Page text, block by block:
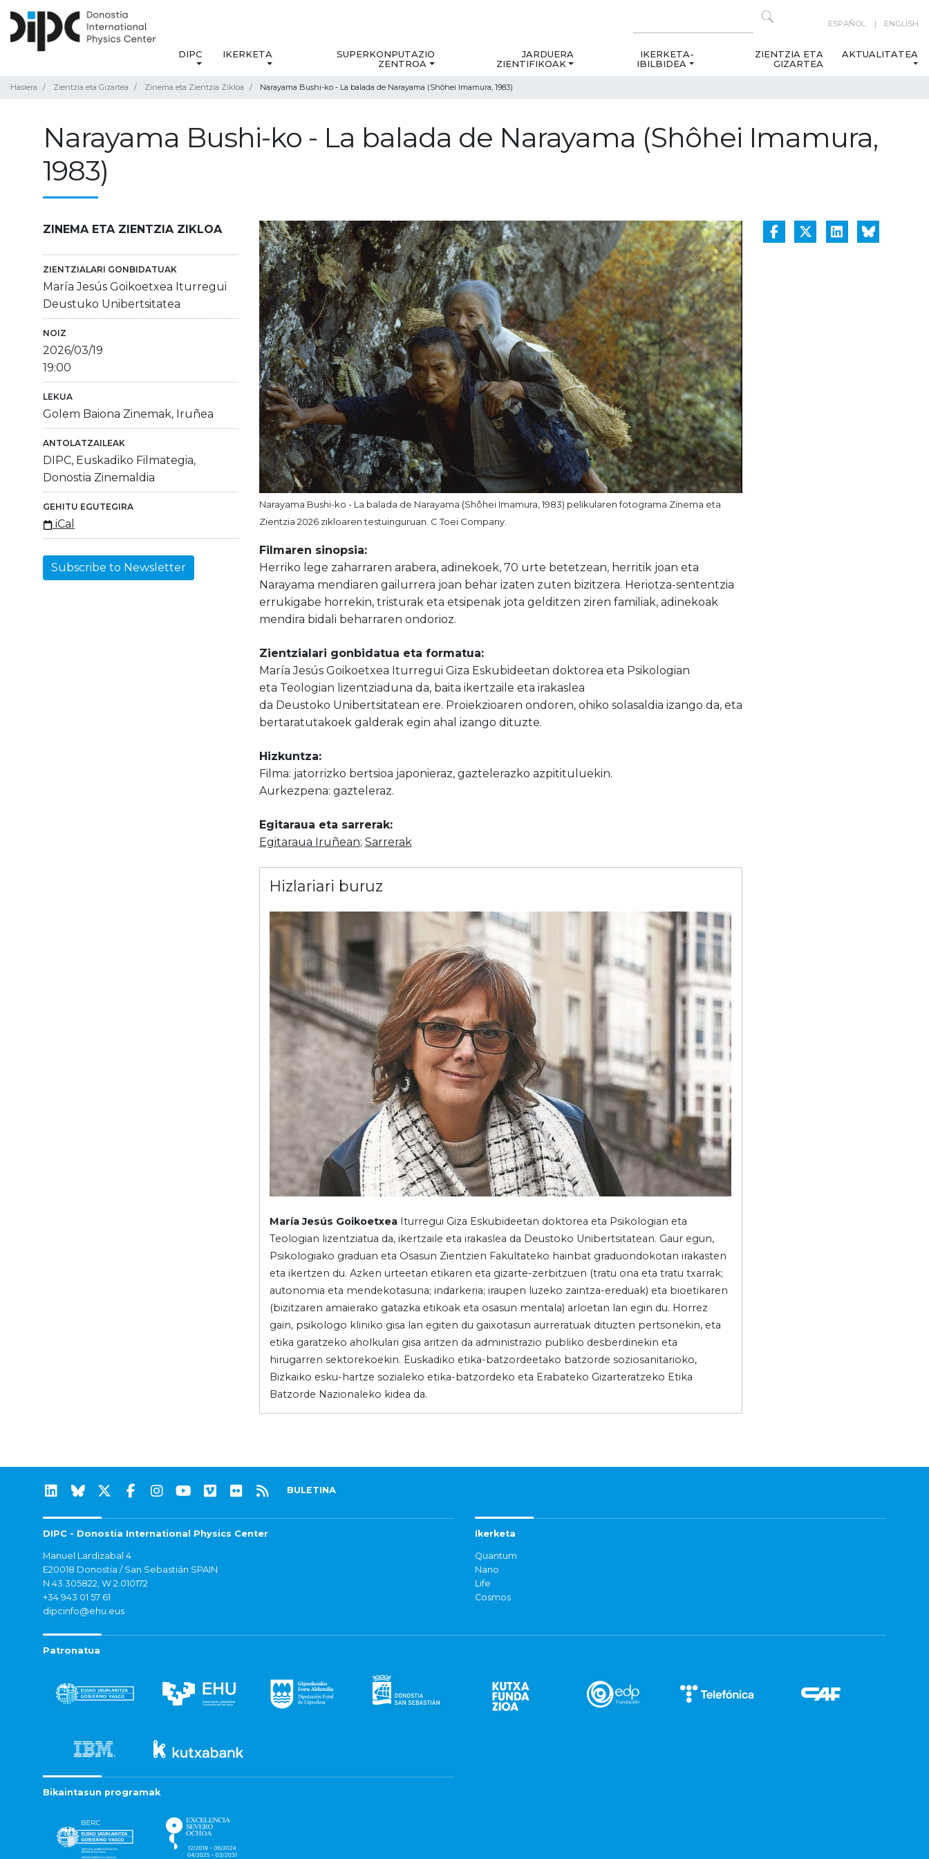
ESPAÑOL ENGLISH
DIPC IKERKETA
SUPERKONPUTAZIO
ZENTROA
JARDUERA
ZIENTIFIKOAK
IKERKETA-
IBILBIDEA
ZIENTZIA ETA
GIZARTEA
AKTUALITATEA
Hasiera Zientzia eta Gizartea Zinema eta Zientzia Zikloa Narayama Bushi-ko - La balada de Narayama (Shôhei Imamura, 1983)
Narayama Bushi-ko - La balada de Narayama (Shôhei Imamura,
1983)
ZINEMA ETA ZIENTZIA ZIKLOA
ZIENTZIALARI GONBIDATUAK
María Jesús Goikoetxea Iturregui
Deustuko Unibertsitatea
NOIZ
2026/03/19
19:00
LEKUA
Golem Baiona Zinemak, Iruñea
ANTOLATZAILEAK
DIPC, Euskadiko Filmategia,
Donostia Zinemaldia
GEHITU EGUTEGIRA
iCal
Subscribe to Newsletter
Narayama Bushi-ko - La balada de Narayama (Shôhei Imamura, 1983) pelikularen fotograma Zinema eta
Zientzia 2026 zikloaren testuinguruan. C Toei Company.
Filmaren sinopsia:
Herriko lege zaharraren arabera, adinekoek, 70 urte betetzean, herritik joan eta
Narayama mendiaren gailurrera joan behar izaten zuten bizitzera. Heriotza-sententzia
errukigabe horrekin, tristurak eta etsipenak jota gelditzen ziren familiak, adinekoak
mendira bidali beharraren ondorioz.
Zientzialari gonbidatua eta formatua:
María Jesús Goikoetxea Iturregui Giza Eskubideetan doktorea eta Psikologian
eta Teologian lizentziaduna da, baita ikertzaile eta irakaslea
da Deustoko Unibertsitatean ere. Proiekzioaren ondoren, ohiko solasaldia izango da, eta
bertaratutakoek galderak egin ahal izango dituzte.
Hizkuntza:
Filma: jatorrizko bertsioa japonieraz, gaztelerazko azpitituluekin.
Aurkezpena: gazteleraz.
Egitaraua eta sarrerak:
Egitaraua Iruñean; Sarrerak
Hizlariari buruz
María Jesús GoikoetxeaIturregui Giza Eskubideetan doktorea eta Psikologian eta
Teologian lizentziatua da, ikertzaile eta irakaslea da Deustoko Unibertsitatean. Gaur egun,
Psikologiako graduan eta Osasun Zientzien Fakultateko hainbat graduondokotan irakasten
eta ikertzen du. Azken urteetan etikaren eta gizarte-zerbitzuen (tratu ona eta tratu txarrak;
autonomia eta mendekotasuna; indarkeria; iraupen luzeko zaintza-ereduak) eta bioetikaren
(bizitzaren amaierako gatazka etikoak eta osasun mentala) arloetan lan egin du. Horrez
gain, psikologo kliniko gisa lan egiten du gaixotasun aurreratuak dituzten pertsonekin, eta
etika garatzeko aholkulari gisa aritzen da administrazio publiko desberdinekin eta
hirugarren sektorekoekin. Euskadiko etika-batzordeetako batzorde soziosanitarioko,
Bizkaiko esku-hartze sozialeko etika-batzordeko eta Erabateko Gizarteratzeko Etika
Batzorde Nazionaleko kidea da.
BULETINA
DIPC - Donostia International Physics Center
Manuel Lardizabal 4
E20018 Donostia / San Sebastián SPAIN
N 43.305822, W 2.010172
+34 943 01 57 61
dipcinfo@ehu.eus
Ikerketa
Quantum
Nano
Life
Cosmos
Patronatua
Bikaintasun programak